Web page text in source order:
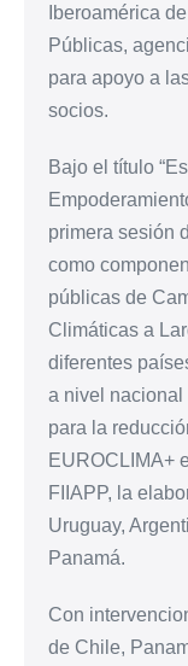
Iberoamérica
Públicas,
para apoyo a
socios.
Bajo el título
primera sesión
como
públicas de
Climáticas a
diferentes
a nivel
para la
EUROCLIMA+
FIIAPP, la
Uruguay,
Panamá.
Con
de Chile,